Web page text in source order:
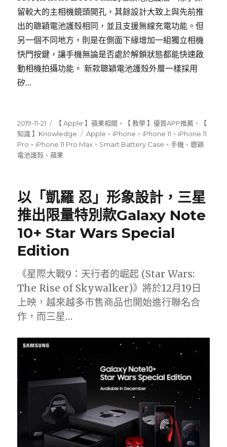
留較大的主相機鏡頭開孔，其餘設計大致上與先前推
出的聰穎電池護殼相同，並且支援無線充電功能。但
另一個不同地方，則是在側面下緣增加一組獨立相機
快門按鍵，讓手機無論是否處於解鎖狀態都能快速啟
動相機拍攝功能。 新款聰穎電池護殼外層一樣採用
矽…
發
佈
日
期:
2019-11-21
分
類
【 Apple 】蘋果相關 、 【 教學 】優質APP推薦 、
【
知識 】Knowledge
標
籤
Apple 、 iPhone 、 iPhone 11 、 iPhone 11
Pro 、 iPhone 11 Pro Max 、 Smart Battery Case 、手機 、聰穎
電池護殼 、蘋果
以「凱羅 忍」形象設計，三星
推出限量特別款Galaxy Note
10+ Star Wars Special
Edition
《星際大戰9：天行者的崛起 (Star Wars:
The Rise of Skywalker)》將於12月19日
上映，越來越多市售商品也開始進行聯名合
作，而三星…